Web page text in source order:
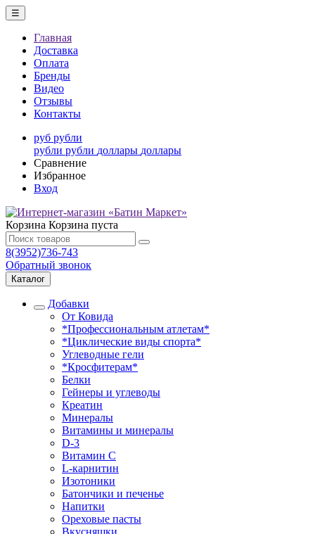
☰
Главная
Доставка
Оплата
Бренды
Видео
Отзывы
Контакты
руб рубли
рубли рубли доллары доллары
Сравнение
Избранное
Вход
Корзина Корзина пуста
8(3952)736-743
Обратный звонок
Каталог
Добавки
От Ковида
*Профессиональным атлетам*
*Циклические виды спорта*
Углеводные гели
*Кросфитерам*
Белки
Гейнеры и углеводы
Креатин
Минералы
Витамины и минералы
D-3
Витамин С
L-карнитин
Изотоники
Батончики и печенье
Напитки
Ореховые пасты
Вкусняшки